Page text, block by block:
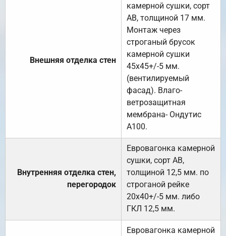
Внешняя отделка стен
камерной сушки, сорт
АВ, толщиной 17 мм.
Монтаж через
строганый брусок
камерной сушки
45х45+/-5 мм.
(вентилируемый
фасад). Влаго-
ветрозащитная
мембрана- Ондутис
А100.
Внутренняя отделка стен,
перегородок
Евровагонка камерной
сушки, сорт АВ,
толщиной 12,5 мм. по
строганой рейке
20х40+/-5 мм. либо
ГКЛ 12,5 мм.
Евровагонка камерной